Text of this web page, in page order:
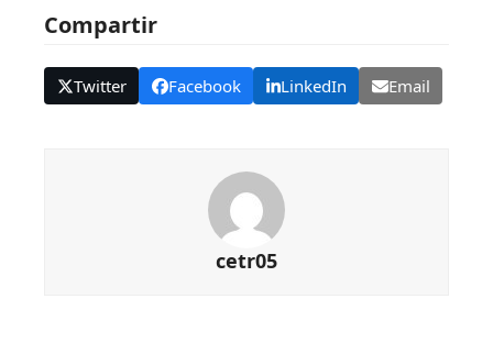
Compartir
Twitter Facebook LinkedIn Email
cetr05